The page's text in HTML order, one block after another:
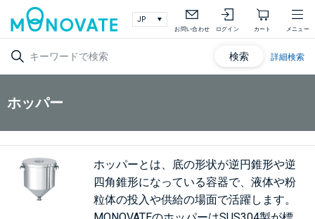
お問い合わせ ログイン カート メニュー
検索 詳細検索
ホッパー
ホッパーとは、底の形状が逆円錐形や逆
四角錐形になっている容器で、液体や粉
粒体の投入や供給の場面で活躍します。